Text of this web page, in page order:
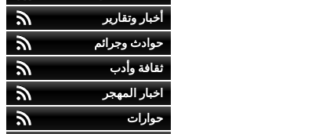
أخبار وتقارير
حوادث وجرائم
ثقافة وأدب
اخبار المهجر
حوارات